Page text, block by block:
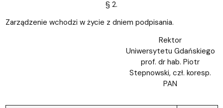
§ 2.
Zarządzenie wchodzi w życie z dniem podpisania.
Rektor
Uniwersytetu Gdańskiego
prof. dr hab. Piotr
Stepnowski, czł. koresp.
PAN